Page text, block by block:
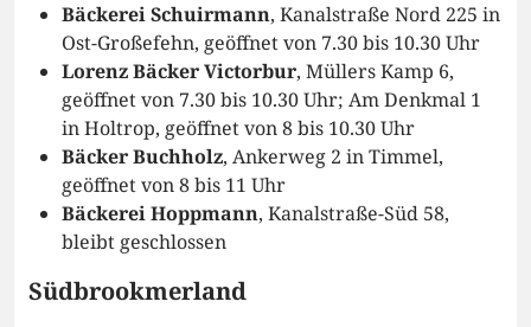
Bäckerei Schuirmann, Kanalstraße Nord 225 in
Ost-Großefehn, geöffnet von 7.30 bis 10.30 Uhr
Lorenz Bäcker Victorbur, Müllers Kamp 6,
geöffnet von 7.30 bis 10.30 Uhr; Am Denkmal 1
in Holtrop, geöffnet von 8 bis 10.30 Uhr
Bäcker Buchholz, Ankerweg 2 in Timmel,
geöffnet von 8 bis 11 Uhr
Bäckerei Hoppmann, Kanalstraße-Süd 58,
bleibt geschlossen
Südbrookmerland